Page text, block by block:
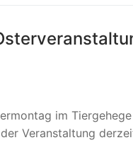
im
Veranstaltung